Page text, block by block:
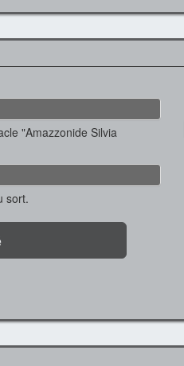
"Amazzonide Silvia
sort.